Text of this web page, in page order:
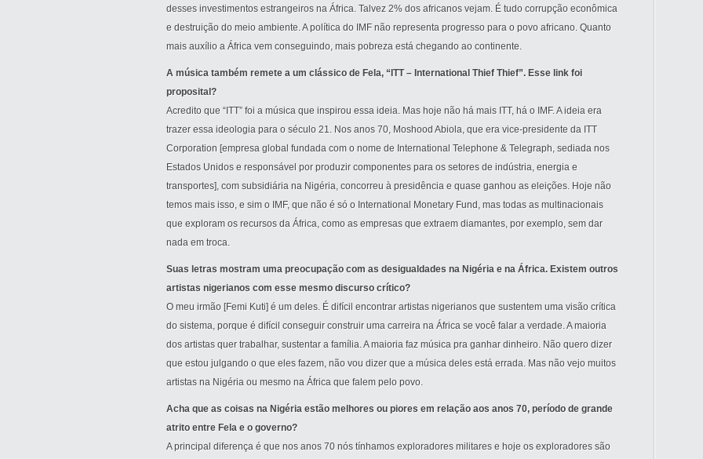
desses investimentos estrangeiros na África. Talvez 2% dos africanos vejam. É tudo corrupção econômica
e destruição do meio ambiente. A política do IMF não representa progresso para o povo africano. Quanto
mais auxílio a África vem conseguindo, mais pobreza está chegando ao continente.
A música também remete a um clássico de Fela, “ITT – International Thief Thief”. Esse link foi
proposital?
Acredito que “ITT” foi a música que inspirou essa ideia. Mas hoje não há mais ITT, há o IMF. A ideia era
trazer essa ideologia para o século 21. Nos anos 70, Moshood Abiola, que era vice-presidente da ITT
Corporation [empresa global fundada com o nome de International Telephone & Telegraph, sediada nos
Estados Unidos e responsável por produzir componentes para os setores de indústria, energia e
transportes], com subsidiária na Nigéria, concorreu à presidência e quase ganhou as eleições. Hoje não
temos mais isso, e sim o IMF, que não é só o International Monetary Fund, mas todas as multinacionais
que exploram os recursos da África, como as empresas que extraem diamantes, por exemplo, sem dar
nada em troca.
Suas letras mostram uma preocupação com as desigualdades na Nigéria e na África. Existem outros
artistas nigerianos com esse mesmo discurso crítico?
O meu irmão [Femi Kuti] é um deles. É difícil encontrar artistas nigerianos que sustentem uma visão crítica
do sistema, porque é difícil conseguir construir uma carreira na África se você falar a verdade. A maioria
dos artistas quer trabalhar, sustentar a família. A maioria faz música pra ganhar dinheiro. Não quero dizer
que estou julgando o que eles fazem, não vou dizer que a música deles está errada. Mas não vejo muitos
artistas na Nigéria ou mesmo na África que falem pelo povo.
Acha que as coisas na Nigéria estão melhores ou piores em relação aos anos 70, período de grande
atrito entre Fela e o governo?
A principal diferença é que nos anos 70 nós tínhamos exploradores militares e hoje os exploradores são